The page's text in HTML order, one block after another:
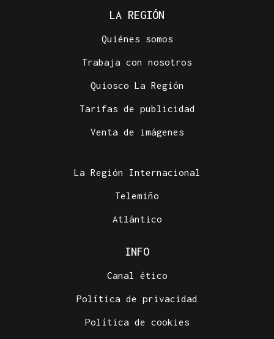
LA REGIÓN
Quiénes somos
Trabaja con nosotros
Quiosco La Región
Tarifas de publicidad
Venta de imágenes
La Región Internacional
Telemiño
Atlántico
INFO
Canal ético
Política de privacidad
Política de cookies